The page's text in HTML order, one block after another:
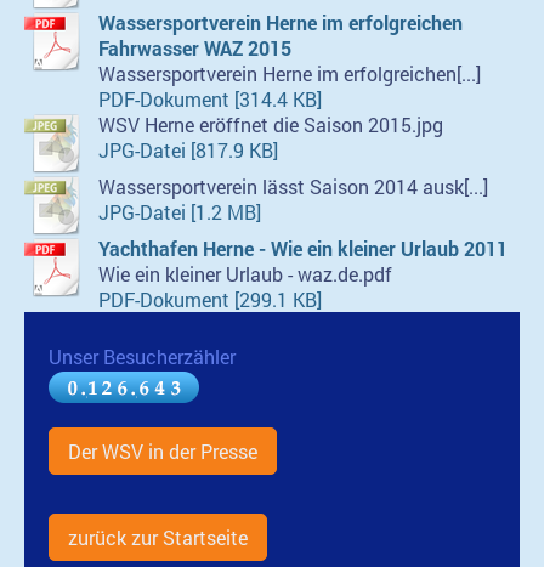
Wassersportverein Herne im erfolgreichen
Fahrwasser WAZ 2015
Wassersportverein Herne im erfolgreichen[...]
PDF-Dokument [314.4 KB]
WSV Herne eröffnet die Saison 2015.jpg
JPG-Datei [817.9 KB]
Wassersportverein lässt Saison 2014 ausk[...]
JPG-Datei [1.2 MB]
Yachthafen Herne - Wie ein kleiner Urlaub 2011
Wie ein kleiner Urlaub - waz.de.pdf
PDF-Dokument [299.1 KB]
Unser Besucherzähler
Der WSV in der Presse
zurück zur Startseite